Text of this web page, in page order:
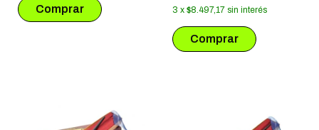
3 x $8.497,17 sin interés